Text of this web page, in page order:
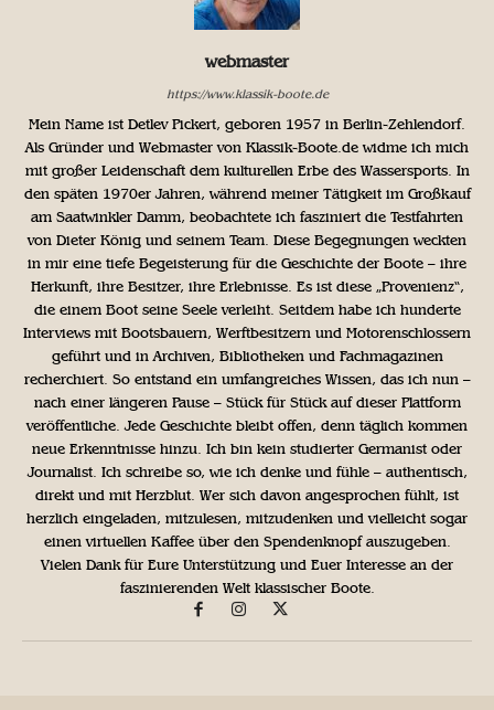
webmaster
https://www.klassik-boote.de
Mein Name ist Detlev Pickert, geboren 1957 in Berlin-Zehlendorf.
Als Gründer und Webmaster von Klassik-Boote.de widme ich mich
mit großer Leidenschaft dem kulturellen Erbe des Wassersports. In
den späten 1970er Jahren, während meiner Tätigkeit im Großkauf
am Saatwinkler Damm, beobachtete ich fasziniert die Testfahrten
von Dieter König und seinem Team. Diese Begegnungen weckten
in mir eine tiefe Begeisterung für die Geschichte der Boote – ihre
Herkunft, ihre Besitzer, ihre Erlebnisse. Es ist diese „Provenienz“,
die einem Boot seine Seele verleiht. Seitdem habe ich hunderte
Interviews mit Bootsbauern, Werftbesitzern und Motorenschlossern
geführt und in Archiven, Bibliotheken und Fachmagazinen
recherchiert. So entstand ein umfangreiches Wissen, das ich nun –
nach einer längeren Pause – Stück für Stück auf dieser Plattform
veröffentliche. Jede Geschichte bleibt offen, denn täglich kommen
neue Erkenntnisse hinzu. Ich bin kein studierter Germanist oder
Journalist. Ich schreibe so, wie ich denke und fühle – authentisch,
direkt und mit Herzblut. Wer sich davon angesprochen fühlt, ist
herzlich eingeladen, mitzulesen, mitzudenken und vielleicht sogar
einen virtuellen Kaffee über den Spendenknopf auszugeben.
Vielen Dank für Eure Unterstützung und Euer Interesse an der
faszinierenden Welt klassischer Boote.